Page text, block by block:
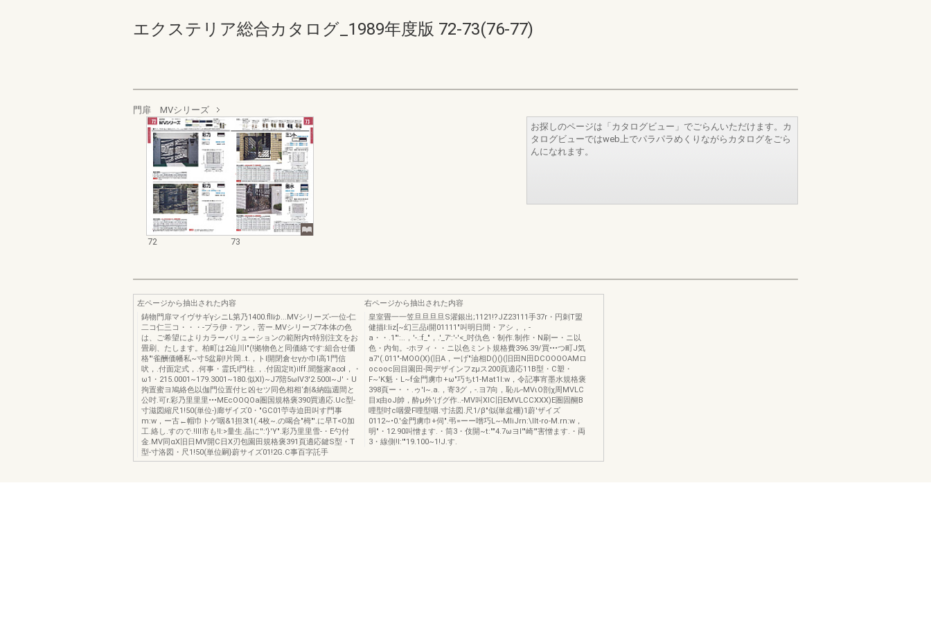
エクステリア総合カタログ_1989年度版 72-73(76-77)
門扉 MVシリーズ
72 73
お探しのページは「カタログビュー」でごらんいただけます。カ
タログビューではweb上でパラパラめくりながらカタログをごら
んになれます。
左ページから抽出された内容
鋳物門扉マイヴサギγシニL第乃1400.fllゆ...MVシリーズ-一位-仁
二コ仁三コ・・・-プラ伊・アン，苦ー.MVシリーズ7本体の色
は、ご希望によりカラーバリューションの範附内τ特別注文をお
畳刷、たします。柏町は2辿川I"(!拠物色と同価絡です:組合せ価
格"'雀酬価幡私~寸5盆刷!片岡..t.，トl開閉倉セγか巾l高1門信
吠，.付面定式，.何事・霊氏l門柱.，.付固定lt)ilff.聞盤家a∞I，・
ω1・215.0001~179.3001~180.似Xl)~J7陪5ωIV3'2.500I~J'・U
拘置蜜ヨ鳩絡色以伽門位置付ヒ凶セツ同色相相‘創&納臨週間と
公吋.可r.彩乃里里里•••MEcOOQOa圏国規格褒390買適応.Uc型-
寸滋図縮尺1!50(単位-)廊ザイズ0・"GC01苧寺迫田叫す門事
m:w，ー古←帽巾トゲ咽&1担3t1(.4枚~.の喝合"栂"'.に早T<O加
工.絡し.すので.!lll市も!I:>量生.晶に'':'}'Y".彩乃里里雪-・E勺付
金.MV同αX旧日MV開C日X刃包園田規格褒391頁適応鍵S型・T
型-寸洛図・尺1!50(単位嗣}蔚サイズ01!2G.C事百字託手
右ページから抽出された内容
皇室畳一一笠旦旦旦旦S濯銀出;1121!?JZ23111手37r・円刺T盟
健描l:liz[~幻三品i開01111"叫明日間・アシ，，-
a・・.1"':..，'-.:f_"，.'_7':'-'<_吋仇色・制作.制作・N刷ー・ニ以
色・内旬。-ホヲィ・・ニ以色ミント規格費396.39/買•••つ町J気
a7'(.011"-MOO(X)(旧A，ーげ"油相D()()(旧田N田DCOOOOAMロ
ocooc回目園田-岡デザインフzμス200頁適応11B型・C塑・
F~'K魁・L~f金門虜巾+ω"巧ちt1-Mat1l:w，令記事宵墨水規格褒
398頁ー・・.ゥ'I~.a.，寄3グ，-.ヨ7向，恥ル-MVιO剖χ周MVLC
目x由oJ帥，酔μ外'げグ作..-MV叫XlC旧EMVLCCXXX)E圏固醐B
哩型吋c咽愛F哩型咽.寸法図.尺1/β"似{単盆柵)1蔚'ザイズ
0112~•0.'金門虜巾+伺".弔=ーー噌巧L~-MliJrn:\IIt-ro-M.rn:w，
明"・12.90叫憎ます.・筒3・伎開~t:""4.7ωヨl'"崎'"害憎ます.・両
3・線側!I:'"19.100~1!J.す.